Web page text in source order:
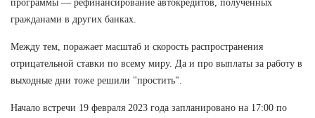
программы — рефинансирование автокредитов, полученных
гражданами в других банках.
Между тем, поражает масштаб и скорость распространения
отрицательной ставки по всему миру. Да и про выплаты за работу в
выходные дни тоже решили "простить".
Начало встречи 19 февраля 2023 года запланировано на 17:00 по